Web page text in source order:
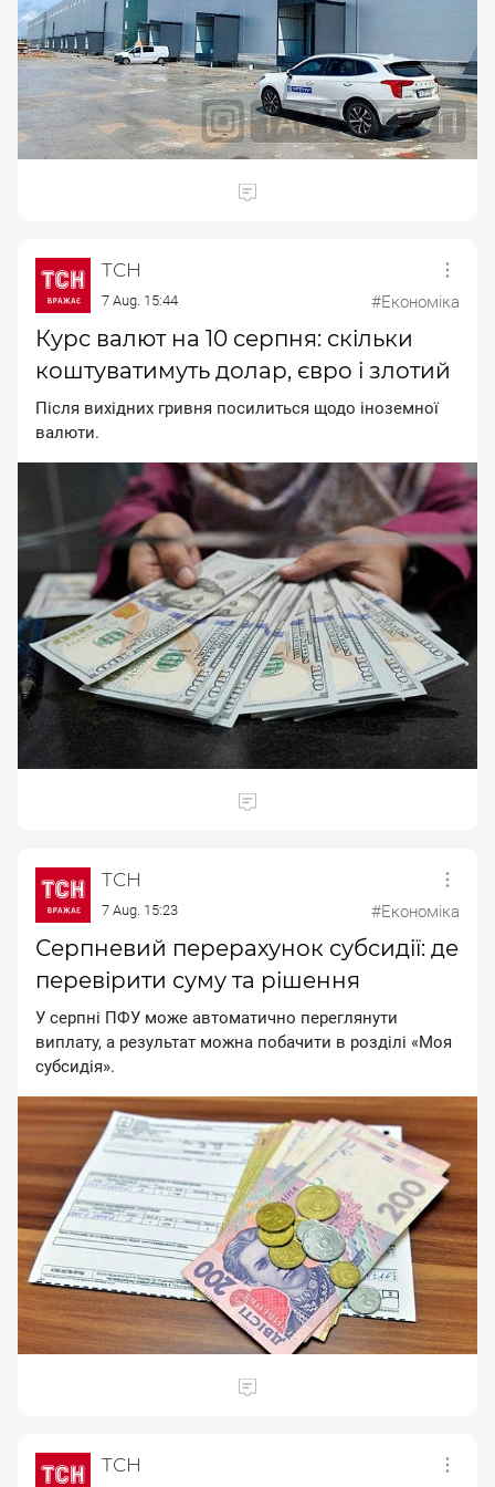
ТСН
7 Aug. 15:44 #Економіка
Курс валют на 10 серпня: скільки
коштуватимуть долар, євро і злотий
Після вихідних гривня посилиться щодо іноземної
валюти.
ТСН
7 Aug. 15:23 #Економіка
Серпневий перерахунок субсидії: де
перевірити суму та рішення
У серпні ПФУ може автоматично переглянути
виплату, а результат можна побачити в розділі «Моя
субсидія».
ТСН